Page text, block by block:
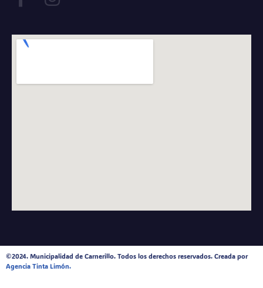
©2024. Municipalidad de Carnerillo. Todos los derechos reservados. Creada por
Agencia Tinta Limón.